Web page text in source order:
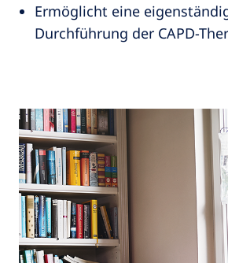
Ermöglicht eine
Durchführung der CAPD-